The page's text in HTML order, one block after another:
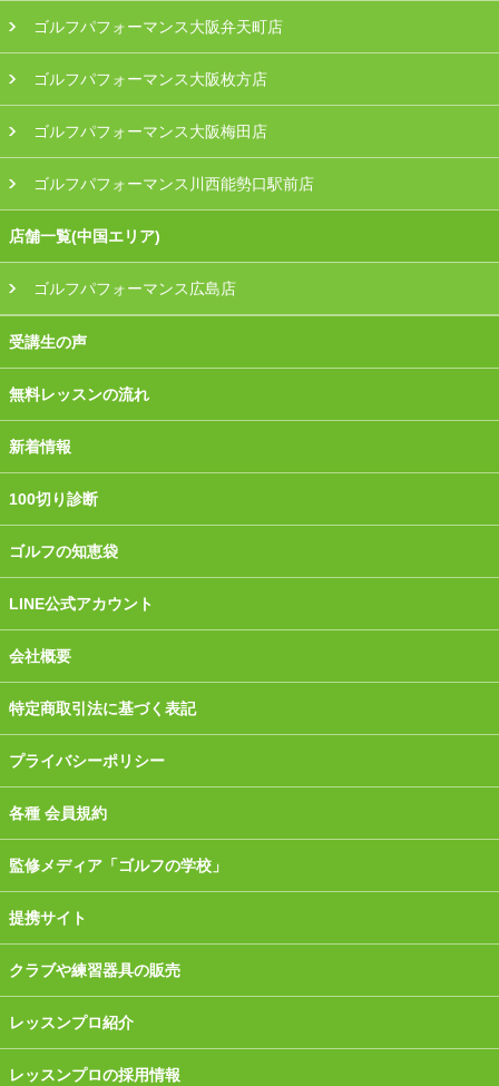
ゴルフパフォーマンス大阪弁天町店
ゴルフパフォーマンス大阪枚方店
ゴルフパフォーマンス大阪梅田店
ゴルフパフォーマンス川西能勢口駅前店
店舗一覧(中国エリア)
ゴルフパフォーマンス広島店
受講生の声
無料レッスンの流れ
新着情報
100切り診断
ゴルフの知恵袋
LINE公式アカウント
会社概要
特定商取引法に基づく表記
プライバシーポリシー
各種 会員規約
監修メディア「ゴルフの学校」
提携サイト
クラブや練習器具の販売
レッスンプロ紹介
レッスンプロの採用情報